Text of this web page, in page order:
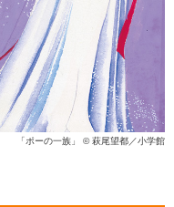
「ポーの一族」 © 萩尾望都／小学館